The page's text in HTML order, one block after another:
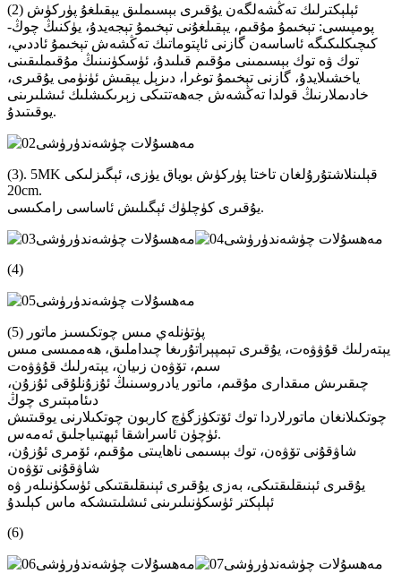
(2) ئېلېكترلىك تەڭشەلگەن يۇقىرى بېسىملىق يېقىلغۇ پۈركۈش
پومپىسى: تېخىمۇ مۇقىم، يېقىلغۇنى تېخىمۇ تېجەيدۇ، يۈكنىڭ چوڭ-
كىچىكلىكىگە ئاساسەن گازنى ئاپتوماتىك تەڭشەش تېخىمۇ ئاددىي،
توك ۋە توك بېسىمىنى مۇقىم قىلىدۇ، ئۈسكۈنىنىڭ مۇقىملىقىنى
ياخشىلايدۇ، گازنى تېخىمۇ توغرا، دىزېل يېقىش ئۈنۈمى يۇقىرى،
خادىملارنىڭ قولدا تەڭشەش جەھەتتىكى زېرىكىشلىك ئىشلىرىنى
يوقىتىدۇ.
(3). 5MK قېلىنلاشتۇرۇلغان تاختا پۈركۈش بوياق يۈزى، ئېگىزلىكى
20cm.
يۇقىرى كۈچلۈك ئېگىلىش ئاساسى رامكىسى.
(4)
(5) پۈتۈنلەي مىس چوتكىسىز ماتور
يېتەرلىك قۇۋۋەت، يۇقىرى تېمپېراتۇرىغا چىداملىق، ھەممىسى مىس
سىم، تۆۋەن زىيان، يېتەرلىك قۇۋۋەت
چىقىرىش مىقدارى مۇقىم، ماتور يادروسىنىڭ ئۇزۇنلۇقى ئۇزۇن،
دىئامېتىرى چوڭ
چوتكىلانغان ماتورلاردا توك ئۆتكۈزگۈچ كاربون چوتكىلارنى يوقىتىش
ئۈچۈن ئاسراشقا ئېھتىياجلىق ئەمەس.
شاۋقۇنى تۆۋەن، توك بېسىمى ناھايىتى مۇقىم، ئۆمرى ئۇزۇن،
شاۋقۇنى تۆۋەن
يۇقىرى ئېنىقلىقتىكى، بەزى يۇقىرى ئېنىقلىقتىكى ئۈسكۈنىلەر ۋە
ئېلېكتر ئۈسكۈنىلىرىنى ئىشلىتىشكە ماس كېلىدۇ
(6)